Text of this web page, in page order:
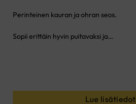
Perinteinen kauran ja ohran seos.
Sopii erittäin hyvin puitavaksi ja…
Lue lisätiedot